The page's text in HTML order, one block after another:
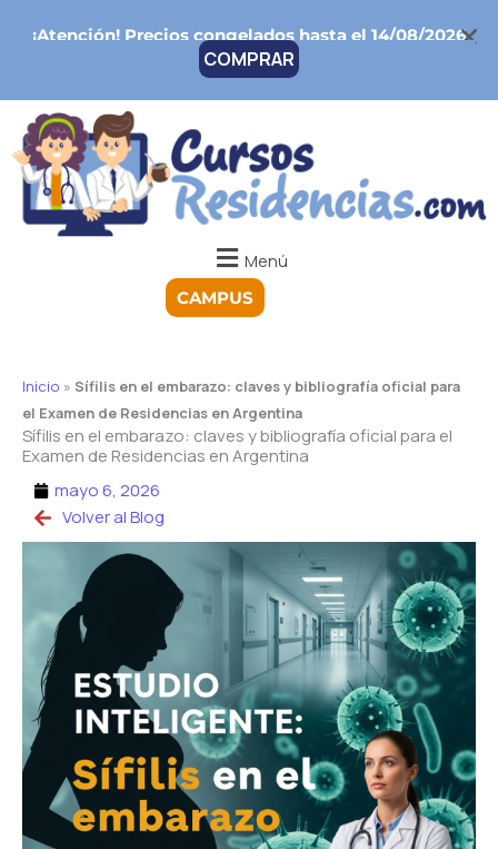
¡Atención!Precios congelados hasta el 14/08/2026
COMPRAR
Menú
CAMPUS
Inicio » Sífilis en el embarazo: claves y bibliografía oficial para
el Examen de Residencias en Argentina
Sífilis en el embarazo: claves y bibliografía oficial para el
Examen de Residencias en Argentina
mayo 6, 2026
Volver al Blog